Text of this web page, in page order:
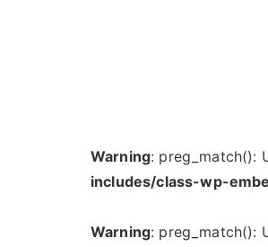
Warning: preg_match():
includes/class-wp-
Warning: preg_match():